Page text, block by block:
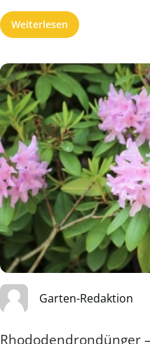
Weiterlesen
Garten-Redaktion
Rhododendrondünger